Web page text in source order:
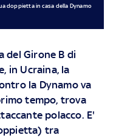
doppietta in casa della Dynamo
del Girone B di
in Ucraina, la
la Dynamo va
tempo, trova
polacco. E'
tra